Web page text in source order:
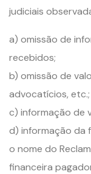
judiciais
a) omissão de
recebidos;
b) omissão de
advocatícios, etc.;
c) informação de
d) informação da
o nome do
financeira